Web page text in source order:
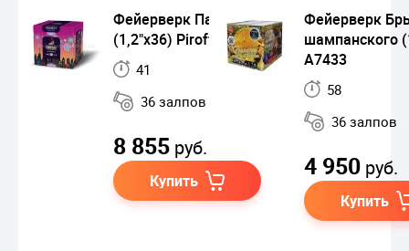
Фейерверк Павлин
(1,2"х36) Piroff
41
36 залпов
8 855 руб.
Купить
Фейерверк
шампанского
A7433
58
36 залпов
4 950 руб.
Купить